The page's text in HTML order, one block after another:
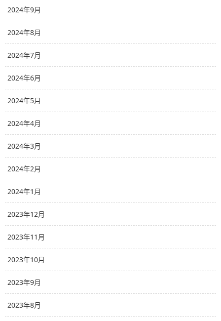
2024年9月
2024年8月
2024年7月
2024年6月
2024年5月
2024年4月
2024年3月
2024年2月
2024年1月
2023年12月
2023年11月
2023年10月
2023年9月
2023年8月